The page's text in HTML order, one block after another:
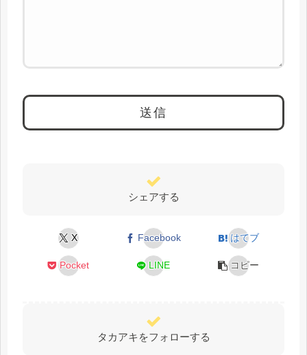
シェアする
X Facebook はてブ
Pocket LINE コピー
タカアキをフォローする